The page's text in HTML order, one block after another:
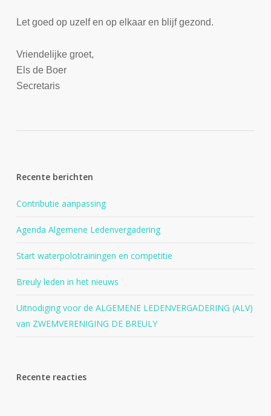
Let goed op uzelf en op elkaar en blijf gezond.
Vriendelijke groet,
Els de Boer
Secretaris
Recente berichten
Contributie aanpassing
Agenda Algemene Ledenvergadering
Start waterpolotrainingen en competitie
Breuly leden in het nieuws
Uitnodiging voor de ALGEMENE LEDENVERGADERING (ALV)
van ZWEMVERENIGING DE BREULY
Recente reacties